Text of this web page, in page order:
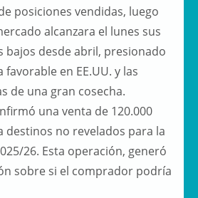
posiciones vendidas, luego
alcanzara el lunes sus
bajos desde abril, presionado
favorable en EE.UU. y las
de una gran cosecha.
una venta de 120.000
destinos no revelados para la
26. Esta operación, generó
sobre si el comprador podría